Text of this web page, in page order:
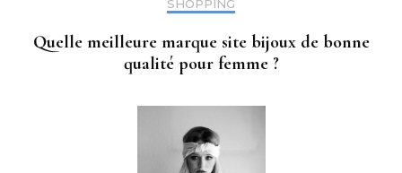
SHOPPING
Quelle meilleure marque site bijoux de bonne
qualité pour femme ?